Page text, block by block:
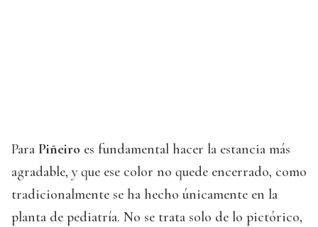
Para Piñeiro es fundamental hacer la estancia más
agradable, y que ese color no quede encerrado, como
tradicionalmente se ha hecho únicamente en la
planta de pediatría. No se trata solo de lo pictórico,